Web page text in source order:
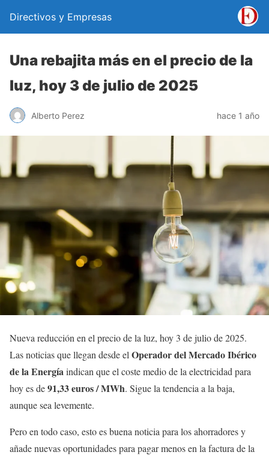
Directivos y Empresas
Una rebajita más en el precio de la
luz, hoy 3 de julio de 2025
Alberto Perez hace 1 año
Nueva reducción en el precio de la luz, hoy 3 de julio de 2025.
Las noticias que llegan desde el Operador del Mercado Ibérico
de la Energíaindican que el coste medio de la electricidad para
hoy es de91,33 euros / MWh. Sigue la tendencia a la baja,
aunque sea levemente.
Pero en todo caso, esto es buena noticia para los ahorradores y
añade nuevas oportunidades para pagar menos en la factura de la